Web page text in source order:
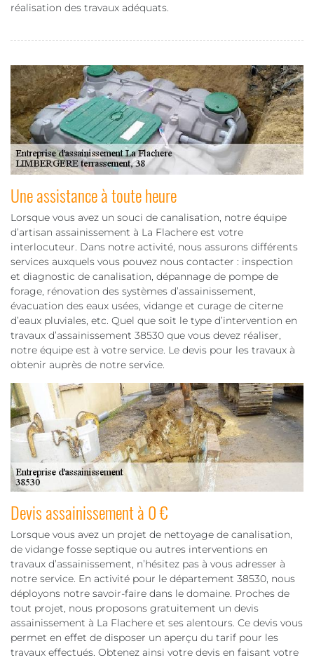
réalisation des travaux adéquats.
Une assistance à toute heure
Lorsque vous avez un souci de canalisation, notre équipe
d’artisan assainissement à La Flachere est votre
interlocuteur. Dans notre activité, nous assurons différents
services auxquels vous pouvez nous contacter : inspection
et diagnostic de canalisation, dépannage de pompe de
forage, rénovation des systèmes d’assainissement,
évacuation des eaux usées, vidange et curage de citerne
d’eaux pluviales, etc. Quel que soit le type d’intervention en
travaux d’assainissement 38530 que vous devez réaliser,
notre équipe est à votre service. Le devis pour les travaux à
obtenir auprès de notre service.
Devis assainissement à 0 €
Lorsque vous avez un projet de nettoyage de canalisation,
de vidange fosse septique ou autres interventions en
travaux d’assainissement, n’hésitez pas à vous adresser à
notre service. En activité pour le département 38530, nous
déployons notre savoir-faire dans le domaine. Proches de
tout projet, nous proposons gratuitement un devis
assainissement à La Flachere et ses alentours. Ce devis vous
permet en effet de disposer un aperçu du tarif pour les
travaux effectués. Obtenez ainsi votre devis en faisant votre